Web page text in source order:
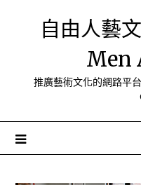
自由人藝
Men
推廣藝術文化的網路平